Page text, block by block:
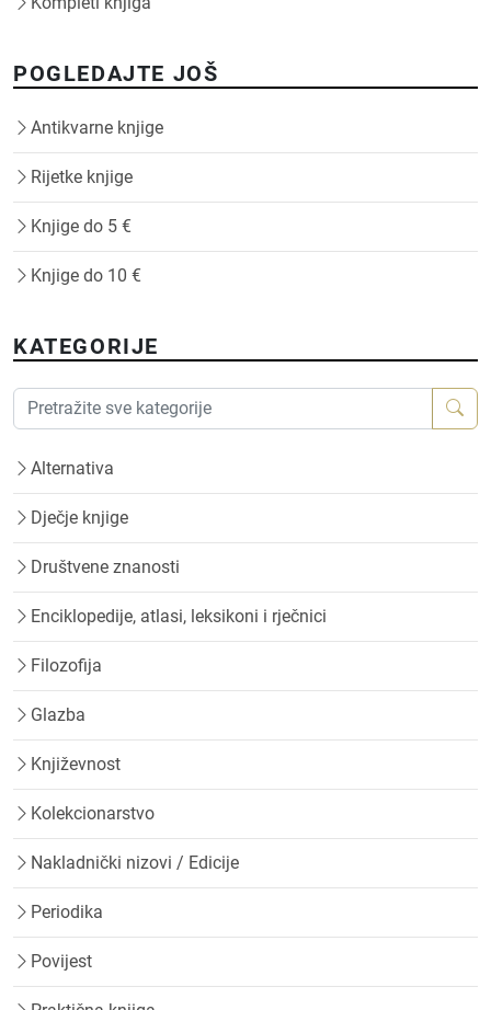
POGLEDAJTE JOŠ
Antikvarne knjige
Rijetke knjige
Knjige do 5 €
Knjige do 10 €
KATEGORIJE
Alternativa
Dječje knjige
Društvene znanosti
Enciklopedije, atlasi, leksikoni i rječnici
Filozofija
Glazba
Književnost
Kolekcionarstvo
Nakladnički nizovi / Edicije
Periodika
Povijest